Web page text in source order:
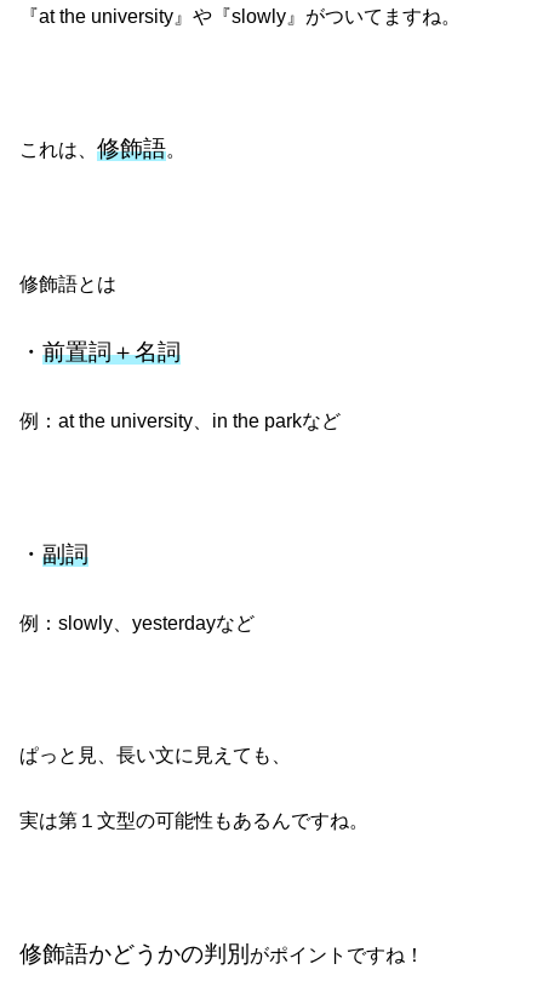
『at the university』や『slowly』がついてますね。
これは、修飾語。
修飾語とは
・前置詞＋名詞
例：at the university、in the parkなど
・副詞
例：slowly、yesterdayなど
ぱっと見、長い文に見えても、
実は第１文型の可能性もあるんですね。
修飾語かどうかの判別 がポイントですね！